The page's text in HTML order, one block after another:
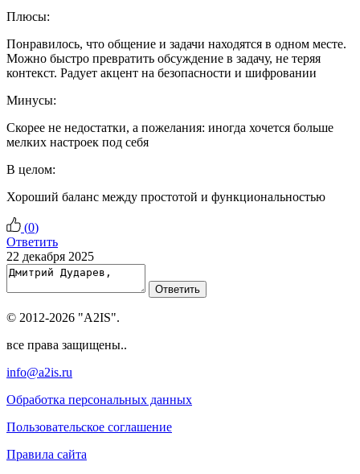
Плюсы:
Понравилось, что общение и задачи находятся в одном месте.
Можно быстро превратить обсуждение в задачу, не теряя
контекст. Радует акцент на безопасности и шифровании
Минусы:
Скорее не недостатки, а пожелания: иногда хочется больше
мелких настроек под себя
В целом:
Хороший баланс между простотой и функциональностью
(0)
Ответить
22 декабря 2025
Ответить
© 2012-2026 "A2IS".
все права защищены..
info@a2is.ru
Обработка персональных данных
Пользовательское соглашение
Правила сайта